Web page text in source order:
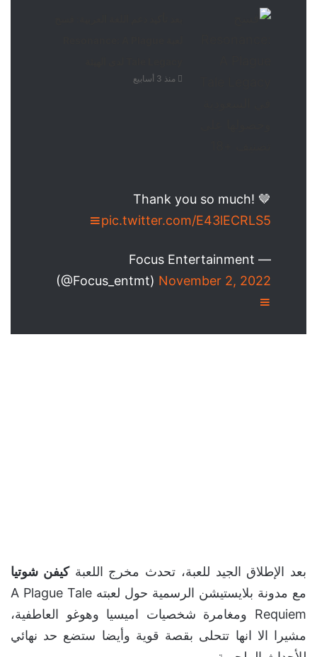
منذ 3 أسابيع
Thank you so much! 🤎
pic.twitter.com/E43lECRLS5
— Focus Entertainment
(@Focus_entmt) November 2, 2022
بعد الإطلاق الجيد للعبة، تحدث مخرج اللعبةكيفن شوتيا
مع مدونة بلايستيشن الرسمية حول لعبته A Plague Tale
Requiem ومغامرة شخصيات اميسيا وهوغو العاطفية،
مشيرا الا انها تتحلى بقصة قوية وأيضا ستضع حد نهائي